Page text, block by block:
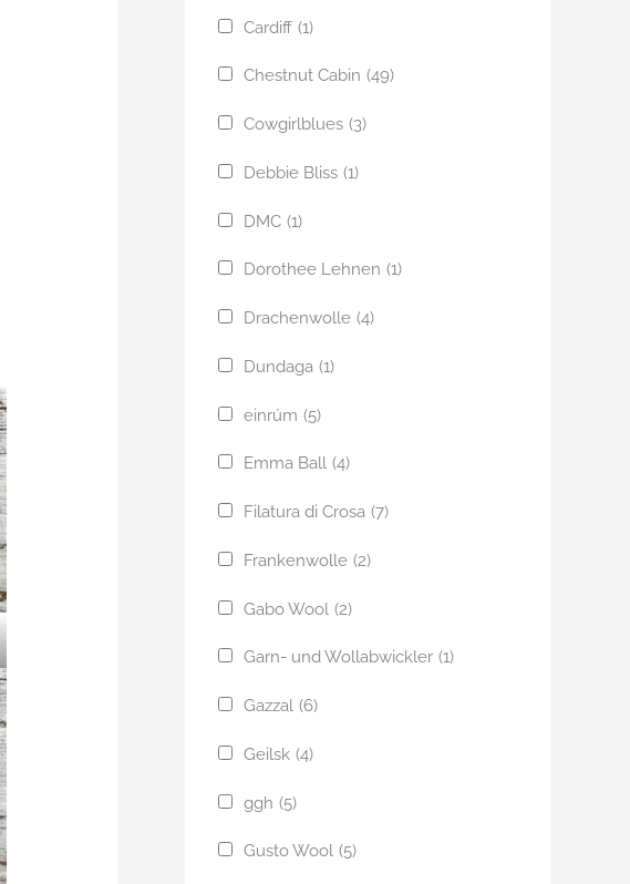
Cardiff (1)
Chestnut Cabin (49)
Cowgirlblues (3)
Debbie Bliss (1)
DMC (1)
Dorothee Lehnen (1)
Drachenwolle (4)
Dundaga (1)
einrúm (5)
Emma Ball (4)
Filatura di Crosa (7)
Frankenwolle (2)
Gabo Wool (2)
Garn- und Wollabwickler (1)
Gazzal (6)
Geilsk (4)
ggh (5)
Gusto Wool (5)